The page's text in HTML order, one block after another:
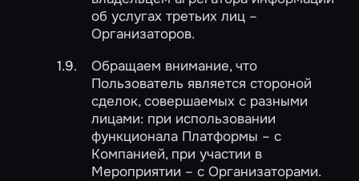
об услугах третьих лиц –
Организаторов.
Обращаем внимание, что
Пользователь является стороной
сделок, совершаемых с разными
лицами: при использовании
функционала Платформы – с
Компанией, при участии в
Мероприятии – с Организаторами.